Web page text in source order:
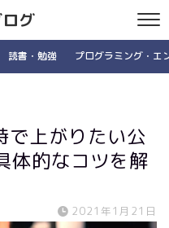
グ
読書・勉強 プログラミング・エ
で上がりたい公
体的なコツを解
2021年1月21日